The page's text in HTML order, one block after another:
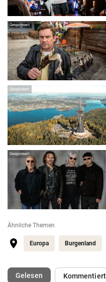
Gesponsert
Gesponsert
Gesponsert
Ähnliche Themen
Europa Burgenland
Gelesen(ausgewählt)Kommentiert